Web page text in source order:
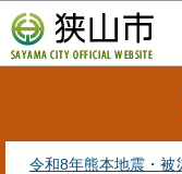
の
ペ
令和8年熊本地震・被